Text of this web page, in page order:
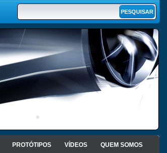
PROTÓTIPOS VÍDEOS QUEM SOMOS